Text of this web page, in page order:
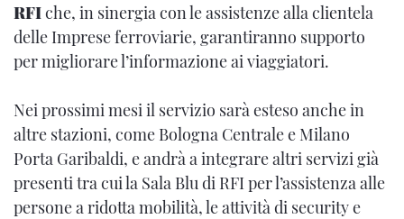
RFIche, in sinergia con le assistenze alla clientela
delle Imprese ferroviarie, garantiranno supporto
per migliorare l’informazione ai viaggiatori.
Nei prossimi mesi il servizio sarà esteso anche in
altre stazioni, come Bologna Centrale e Milano
Porta Garibaldi, e andrà a integrare altri servizi già
presenti tra cui la Sala Blu di RFI per l’assistenza alle
persone a ridotta mobilità, le attività di security e